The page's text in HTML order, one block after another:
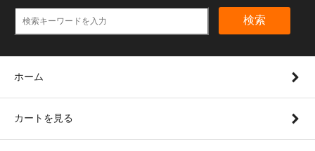
検索
ホーム
カートを見る